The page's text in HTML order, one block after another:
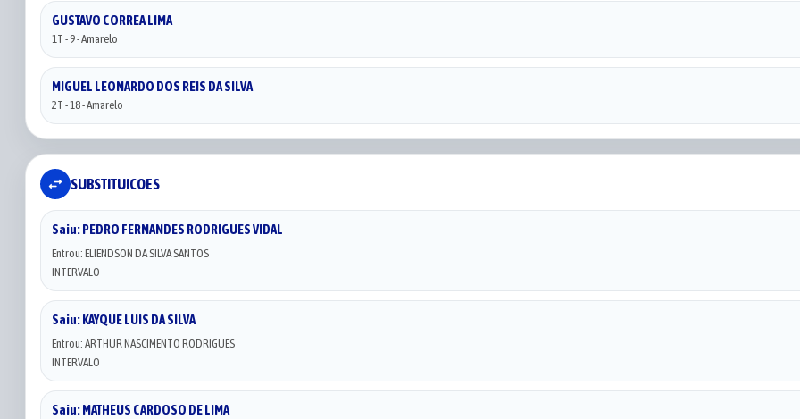
GUSTAVO CORREA LIMA
1T - 9 - Amarelo
MIGUEL LEONARDO DOS REIS DA SILVA
2T - 18 - Amarelo
swap_horiz SUBSTITUICOES
Saiu: PEDRO FERNANDES RODRIGUES VIDAL
Entrou: ELIENDSON DA SILVA SANTOS
INTERVALO
Saiu: KAYQUE LUIS DA SILVA
Entrou: ARTHUR NASCIMENTO RODRIGUES
INTERVALO
Saiu: MATHEUS CARDOSO DE LIMA